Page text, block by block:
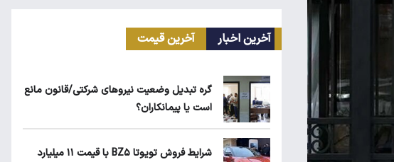
چقدر است؟
بلاگرهای پردرآمد مشمول مالیات هستند
ماجرای محدودیت گوشت برزیلی در اروپا
آخرین اخبار آخرین قیمت
گره تبدیل وضعیت نیروهای شرکتی/قانون مانع
است یا پیمانکاران؟
شرایط فروش تویوتا BZ۵ با قیمت ۱۱ میلیارد